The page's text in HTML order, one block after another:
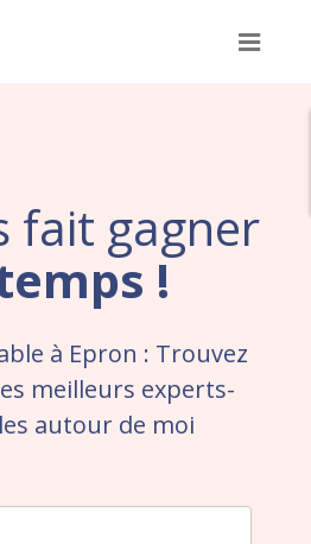
Menu
fait gagner
!
à Epron : Trouvez
meilleurs experts-
autour de moi